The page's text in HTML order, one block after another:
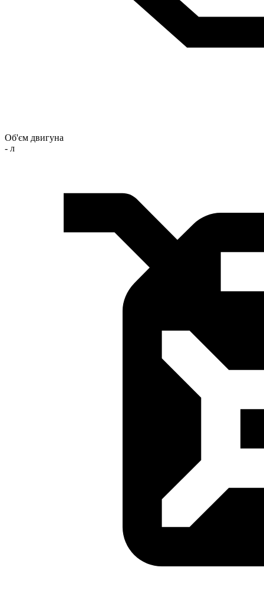
Об'єм двигуна
- л